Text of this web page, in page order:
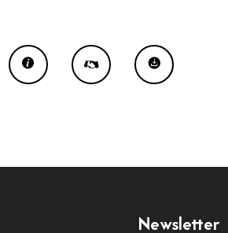
Newsletter